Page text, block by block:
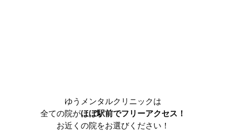
ゆうメンタルクリニックは
全ての院がほぼ駅前でフリーアクセス！
お近くの院をお選びください！